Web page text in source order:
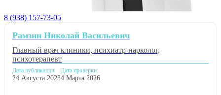
8 (938) 157-73-05
Рамзин Николай Васильевич
Главный врач клиники, психиатр-нарколог,
психотерапевт
Дата публикации:
24 Августа 2023
Дата проверки:
4 Марта 2026